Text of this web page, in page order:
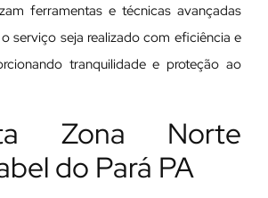
ferramentas e técnicas avançadas
serviço seja realizado com eficiência e
tranquilidade e proteção ao
Zona Norte
do Pará PA